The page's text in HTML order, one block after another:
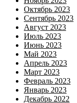
Октябрь 2023
Сентябрь 2023
Август 2023
Июль 2023
Июнь 2023
Май 2023
Апрель 2023
Март 2023
Февраль 2023
Январь 2023
Декабрь 2022